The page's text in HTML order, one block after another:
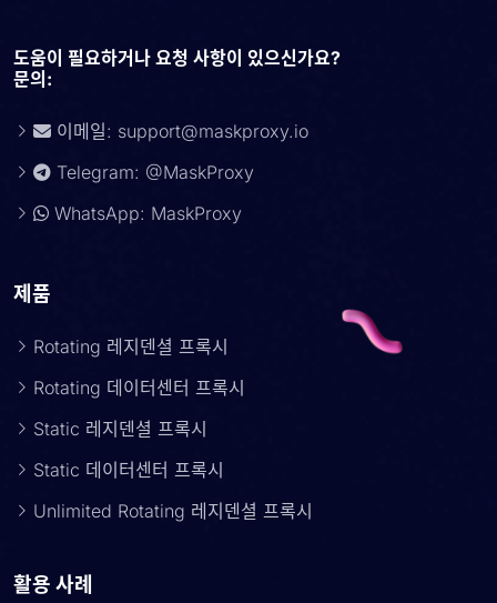
도움이 필요하거나 요청 사항이 있으신가요?
문의:
이메일: support@maskproxy.io
Telegram: @MaskProxy
WhatsApp: MaskProxy
제품
Rotating 레지덴셜 프록시
Rotating 데이터센터 프록시
Static 레지덴셜 프록시
Static 데이터센터 프록시
Unlimited Rotating 레지덴셜 프록시
활용 사례